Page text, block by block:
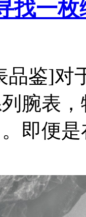
找一
品鉴]对
腕表
即便